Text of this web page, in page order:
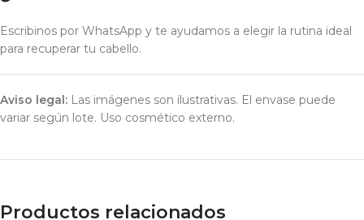
Escribinos por WhatsApp y te ayudamos a elegir la rutina ideal
para recuperar tu cabello.
Aviso legal: Las imágenes son ilustrativas. El envase puede
variar según lote. Uso cosmético externo.
Productos relacionados